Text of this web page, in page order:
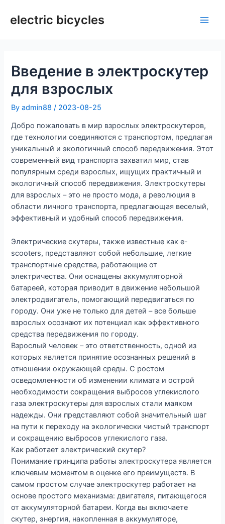
electric bicycles
Введение в электроскутер
для взрослых
Byadmin88/ 2023-08-25
Добро пожаловать в мир взрослых электроскутеров,
где технологии соединяются с транспортом, предлагая
уникальный и экологичный способ передвижения. Этот
современный вид транспорта захватил мир, став
популярным среди взрослых, ищущих практичный и
экологичный способ передвижения. Электроскутеры
для взрослых – это не просто мода, а революция в
области личного транспорта, предлагающая веселый,
эффективный и удобный способ передвижения.
Электрические скутеры, также известные как e-
scooters, представляют собой небольшие, легкие
транспортные средства, работающие от
электричества. Они оснащены аккумуляторной
батареей, которая приводит в движение небольшой
электродвигатель, помогающий передвигаться по
городу. Они уже не только для детей – все больше
взрослых осознают их потенциал как эффективного
средства передвижения по городу.
Взрослый человек – это ответственность, одной из
которых является принятие осознанных решений в
отношении окружающей среды. С ростом
осведомленности об изменении климата и острой
необходимости сокращения выбросов углекислого
газа электроскутеры для взрослых стали маяком
надежды. Они представляют собой значительный шаг
на пути к переходу на экологически чистый транспорт
и сокращению выбросов углекислого газа.
Как работает электрический скутер?
Понимание принципа работы электроскутера является
ключевым моментом в оценке его преимуществ. В
самом простом случае электроскутер работает на
основе простого механизма: двигателя, питающегося
от аккумуляторной батареи. Когда вы включаете
скутер, энергия, накопленная в аккумуляторе,